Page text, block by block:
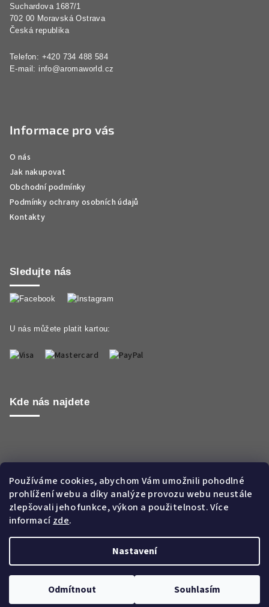
Používáme cookies, abychom Vám umožnili pohodlné
prohlížení webu a díky analýze provozu webu neustále
zlepšovali jeho funkce, výkon a použitelnost. Více
informacízde.
Nastavení
Odmítnout Souhlasím
Suchardova 1687/1
702 00 Moravská Ostrava
Česká republika
Telefon: +420 734 488 584
E-mail: info@aromaworld.cz
Informace pro vás
O nás
Jak nakupovat
Obchodní podmínky
Podmínky ochrany osobních údajů
Kontakty
Sledujte nás
U nás můžete platit kartou:
Kde nás najdete
vyhrazena.
Vytvořil Shoptet